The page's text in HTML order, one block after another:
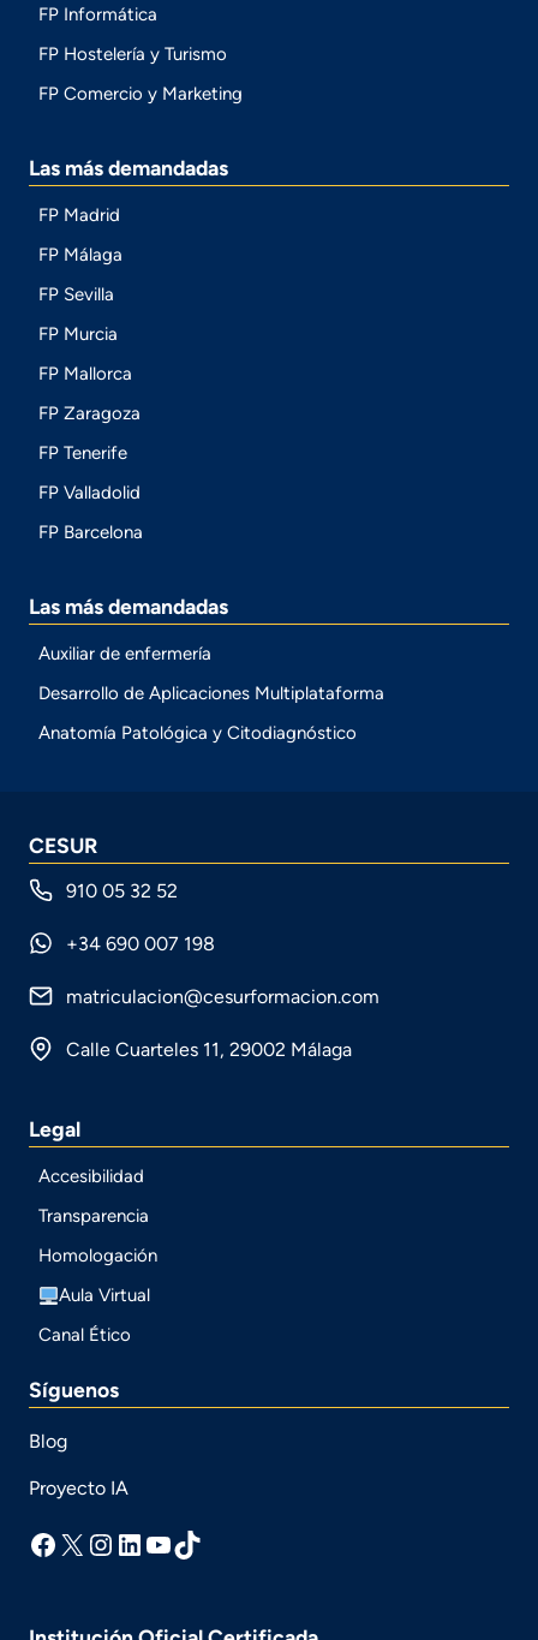
FP Informática
FP Hostelería y Turismo
FP Comercio y Marketing
Las más demandadas
FP Madrid
FP Málaga
FP Sevilla
FP Murcia
FP Mallorca
FP Zaragoza
FP Tenerife
FP Valladolid
FP Barcelona
Las más demandadas
Auxiliar de enfermería
Desarrollo de Aplicaciones Multiplataforma
Anatomía Patológica y Citodiagnóstico
CESUR
910 05 32 52
+34 690 007 198
matriculacion@cesurformacion.com
Calle Cuarteles 11, 29002 Málaga
Legal
Accesibilidad
Transparencia
Homologación
Aula Virtual
Canal Ético
Síguenos
Blog
Proyecto IA
facebook
X Instagram
LinkedIn
YouTube
TikTok